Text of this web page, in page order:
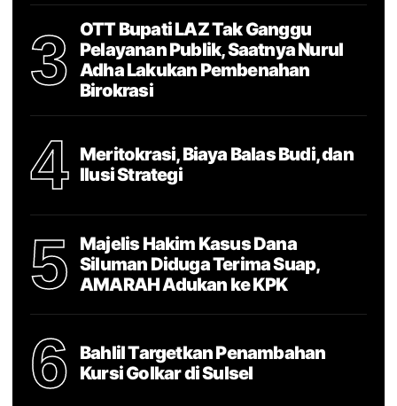
3
OTT Bupati LAZ Tak Ganggu
Pelayanan Publik, Saatnya Nurul
Adha Lakukan Pembenahan
Birokrasi
4
Meritokrasi, Biaya Balas Budi, dan
Ilusi Strategi
5
Majelis Hakim Kasus Dana
Siluman Diduga Terima Suap,
AMARAH Adukan ke KPK
6
Bahlil Targetkan Penambahan
Kursi Golkar di Sulsel